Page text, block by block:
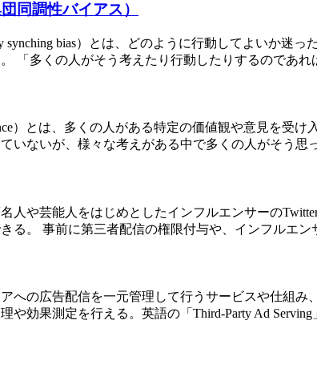
同調性バイアス）
synching bias）とは、どのように行動してよいか迷
「多くの人がそう考えたり行動したりするのであ
）とは、多くの人がある特定の価値観や意見を受
いないが、様々な考えがある中で多くの人がそう
人や芸能人をはじめとしたインフルエンサーの
る。 事前に第三者配信の権限付与や、インフルエ
への広告配信を一元管理して行うサービスや仕組
や効果測定を行える。英語の「Third-Party Ad